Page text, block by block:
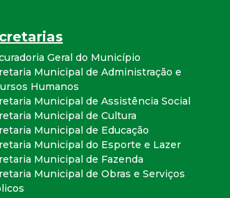
Geral do Município
Municipal de Administração e
Humanos
Municipal de Assistência Social
Municipal de Cultura
Municipal de Educação
Municipal do Esporte e Lazer
Municipal de Fazenda
Municipal de Obras e Serviços